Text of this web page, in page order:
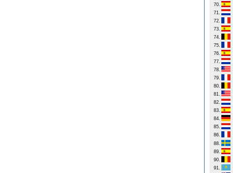
70.
71.
72.
73.
74.
75.
76.
77.
78.
79.
80.
81.
82.
83.
84.
85.
86.
88.
89.
90.
91.